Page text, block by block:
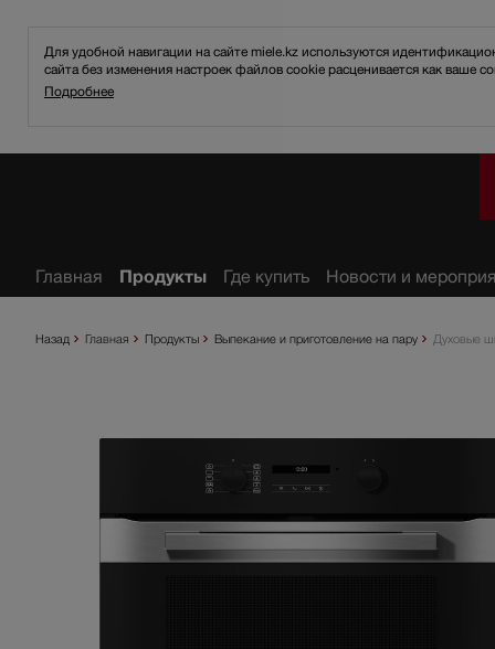
Для удобной навигации на сайте miele.kz используются
сайта без изменения настроек файлов cookie расценивается как ваше
Подробнее
Назад Главная Продукты Выпекание и приготовление на пару Духовые
Главная Продукты Где купить Новости и